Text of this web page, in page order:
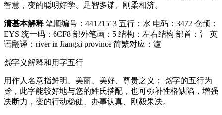
智慧，变的聪明好学、足智多谋、刚柔相济。
清基本解释 笔顺编号：44121513 五行：水 电码：3472 仓颉：
EYS 统一码：6CF8 部外笔画：5 结构：左右结构 部首：氵
英
语翻译：river in Jiangxi province 简繁对应：瀘
锦字义解释和用字五行
用作人名意指鲜明、美丽、美好、尊贵之义； 锦字的五行为
金，此字能较好地与您的姓氏搭配，也可弥补性格缺陷，增强
决断力，变的行动稳健、办事认真、刚毅果决。